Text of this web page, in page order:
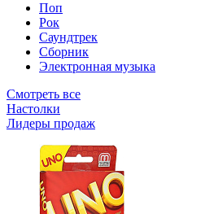
Поп
Рок
Саундтрек
Сборник
Электронная музыка
Смотреть все
Настолки
Лидеры продаж